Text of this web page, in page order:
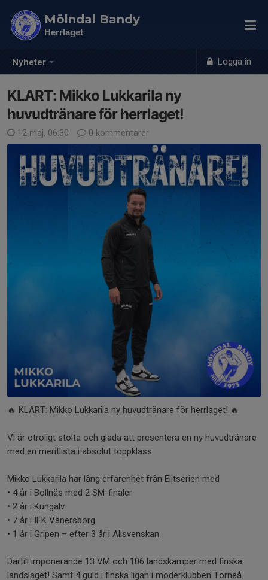
Nyheter Logga in
Mölndal Bandy
Herrlaget
KLART: Mikko Lukkarila ny
huvudtränare för herrlaget!
12 maj, 06:30 0 kommentarer
🔥 KLART: Mikko Lukkarila ny huvudtränare för herrlaget! 🔥
Vi är otroligt stolta och glada att presentera en ny huvudtränare
med en meritlista i absolut toppklass.
Mikko Lukkarila har lång erfarenhet från Elitserien med
• 4 år i Bollnäs med 2 SM-finaler
• 2 år i Kungälv
• 7 år i IFK Vänersborg
• 1 år i Gripen – efter 3 år i Allsvenskan
Därtill imponerande 13 VM och 106 landskamper med finska
landslaget! Samt 4 guld i finska ligan i moderklubben Torneå.